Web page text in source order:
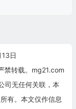
日
禁转载。mg21.com
司无任何关联，本
有。本文仅作信息